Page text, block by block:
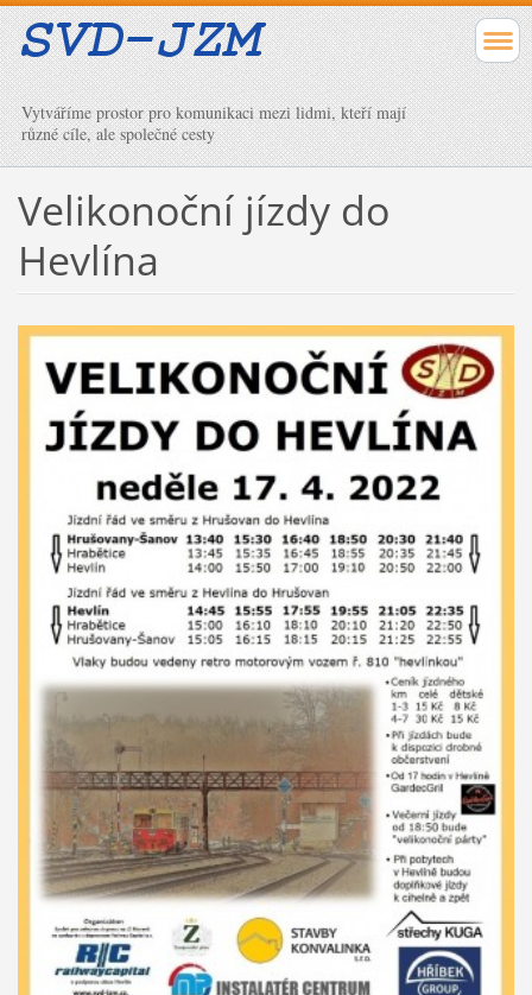
Vytváříme prostor pro komunikaci mezi lidmi, kteří mají
různé cíle, ale společné cesty
Velikonoční jízdy do
Hevlína